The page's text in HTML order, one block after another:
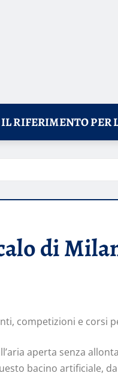
RIFERIMENTO PER
di
competizioni e corsi
aperta senza
bacino artificiale,